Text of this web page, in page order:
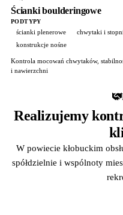
Ścianki boulderingowe
PODTYPY
ścianki plenerowe chwytaki i
konstrukcje nośne
Kontrola mocowań chwytaków,
i nawierzchni
Realizujemy
W powiecie kłobuckim
spółdzielnie i wspólnoty